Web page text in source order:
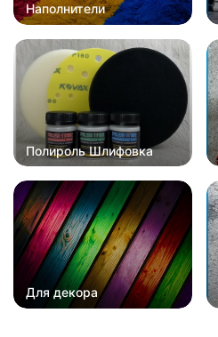
Наполнители
Полироль Шлифовка
Для декора